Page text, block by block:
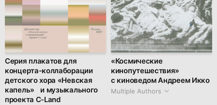
Серия плакатов для
концерта-коллаборации
детского хора «Невская
капель» и музыкального
проекта C-Land
«Космические
кинопутешествия»
с киноведом Андреем Икко
Multiple Authors